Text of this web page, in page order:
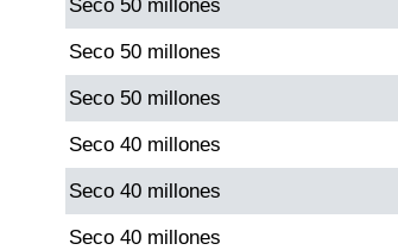
Seco 50 millones
Seco 50 millones
Seco 50 millones
Seco 40 millones
Seco 40 millones
Seco 40 millones